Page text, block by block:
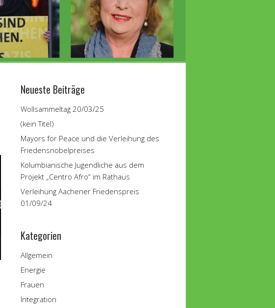
Neueste Beiträge
Wollsammeltag 20/03/25
(kein Titel)
Mayors for Peace und die Verleihung des
Friedensnobelpreises
Kolumbianische Jugendliche aus dem
Projekt „Centro Afro“ im Rathaus
Verleihung Aachener Friedenspreis
01/09/24
Kategorien
Allgemein
Energie
Frauen
Integration